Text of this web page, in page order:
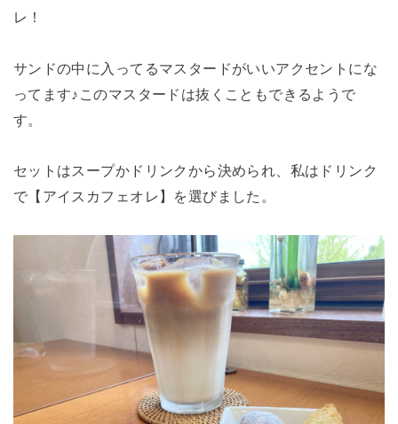
レ！
サンドの中に入ってるマスタードがいいアクセントにな
ってます♪このマスタードは抜くこともできるようで
す。
セットはスープかドリンクから決められ、私はドリンク
で【アイスカフェオレ】を選びました。